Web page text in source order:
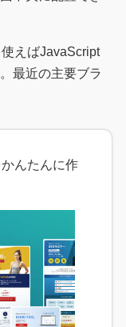
使えばJavaScript
最近の主要ブラ
んたんに作